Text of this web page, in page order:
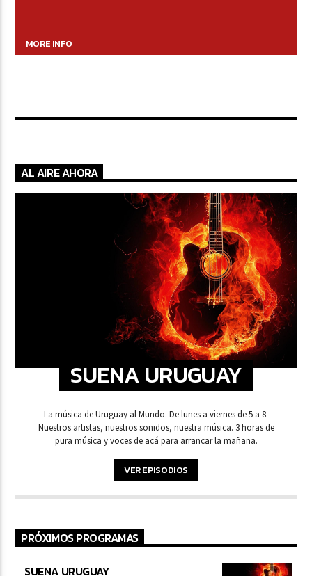
MORE INFO
AL AIRE AHORA
SUENA URUGUAY
La música de Uruguay al Mundo. De lunes a viernes de 5 a 8.
Nuestros artistas, nuestros sonidos, nuestra música. 3 horas de
pura música y voces de acá para arrancar la mañana.
VER EPISODIOS
PRÓXIMOS PROGRAMAS
SUENA URUGUAY